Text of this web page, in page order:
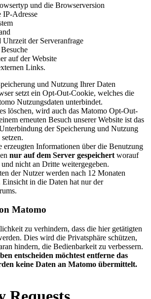
und die Browserversion
IP-Adresse
Uhrzeit der Serveranfrage
auf der Website
Links.
und Nutzung Ihrer Daten
setzt ein Opt-Out-Cookie, welches die
Nutzungsdaten unterbindet.
löschen, wird auch das Matomo Opt-Out-
erneuten Besuch unserer Website ist das
der Speicherung und Nutzung
erzeugten Informationen über die Benutzung
nur auf dem Server gespeichert worauf
nicht an Dritte weitergegeben.
der Nutzer werden nach 12 Monaten
Einsicht in die Daten hat nur der
Matomo
zu verhindern, dass die hier getätigten
Dies wird die Privatsphäre schützen,
hindern, die Bedienbarkeit zu verbessern.
entscheiden möchtest entferne das
keine Daten an Matomo übermittelt.